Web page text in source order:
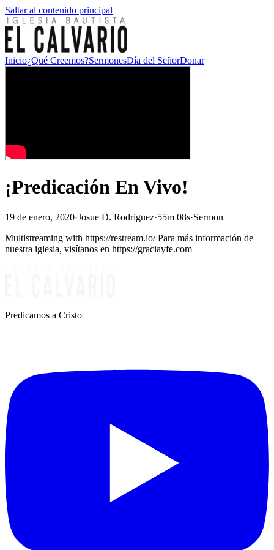
Saltar al contenido principal
Inicio¿Qué Creemos?SermonesDía del SeñorDonar
¡Predicación En Vivo!
19 de enero, 2020·Josue D. Rodriguez·55m 08s·Sermon
Multistreaming with https://restream.io/ Para más información de
nuestra iglesia, visítanos en https://graciayfe.com
Predicamos a Cristo